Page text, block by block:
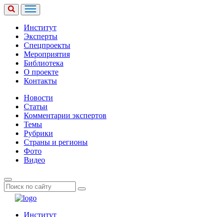
Институт
Эксперты
Спецпроекты
Мероприятия
Библиотека
О проекте
Контакты
Новости
Статьи
Комментарии экспертов
Темы
Рубрики
Страны и регионы
Фото
Видео
Институт